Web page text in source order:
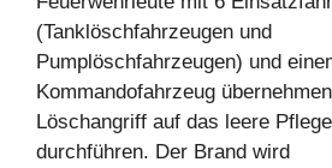
(Tanklöschfahrzeugen und
Pumplöschfahrzeugen) und
Kommandofahrzeug
Löschangriff auf das leere
durchführen. Der Brand wird